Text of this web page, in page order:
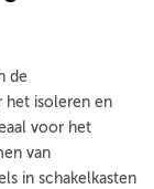
de
het isoleren en
voor het
van
in schakelkasten